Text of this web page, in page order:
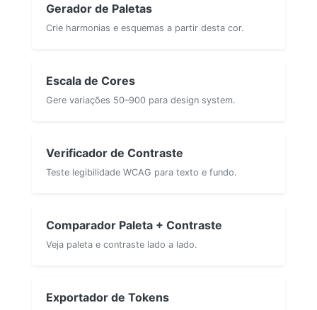
Gerador de Paletas
Crie harmonias e esquemas a partir desta cor.
Escala de Cores
Gere variações 50–900 para design system.
Verificador de Contraste
Teste legibilidade WCAG para texto e fundo.
Comparador Paleta + Contraste
Veja paleta e contraste lado a lado.
Exportador de Tokens